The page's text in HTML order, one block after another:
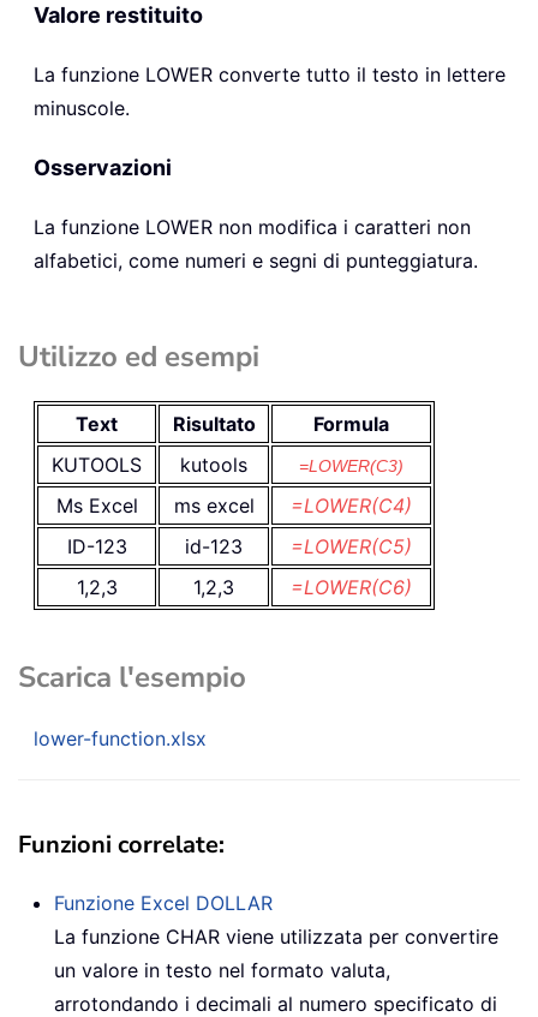
Valore restituito
La funzione LOWER converte tutto il testo in lettere
minuscole.
Osservazioni
La funzione LOWER non modifica i caratteri non
alfabetici, come numeri e segni di punteggiatura.
Utilizzo ed esempi
Text Risultato
Formula
KUTOOLS
kutools =LOWER(C3)
Ms Excel ms excel
=LOWER(C4)
ID-123
id-123
=LOWER(C5)
1,2,3
1,2,3 =LOWER(C6)
Scarica l'esempio
lower-function.xlsx
Funzioni correlate:
Funzione Excel DOLLAR
La funzione CHAR viene utilizzata per convertire
un valore in testo nel formato valuta,
arrotondando i decimali al numero specificato di